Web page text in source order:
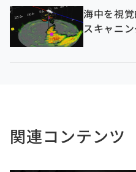
海中を視
スキャニ
関連コンテンツ